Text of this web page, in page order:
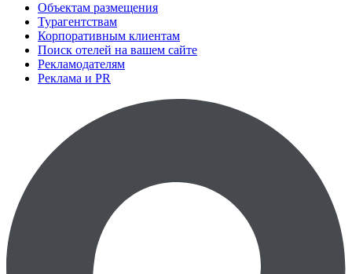
Объектам размещения
Турагентствам
Корпоративным клиентам
Поиск отелей на вашем сайте
Рекламодателям
Реклама и PR